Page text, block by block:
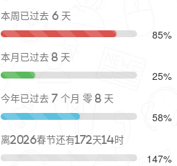
本周已过去 6 天
85%
本月已过去 8 天
25%
今年已过去 7 个月 零 8 天
58%
离2026春节还有172天14时
147%